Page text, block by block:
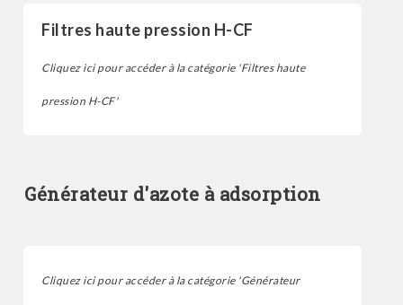
Filtres haute pression H-CF
Cliquez ici pour accéder à la catégorie 'Filtres haute
pression H-CF'
Générateur d'azote à adsorption
Cliquez ici pour accéder à la catégorie 'Générateur